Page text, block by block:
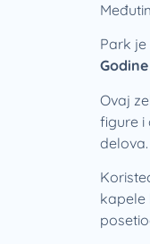
Park
Ovaj
figure i
kapele